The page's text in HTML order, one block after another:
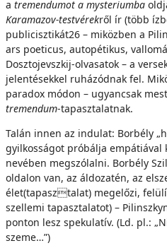
a tremendumot a mysteriumba
Karamazov-testvérekről ír (több
publicisztikát26 – miközben a
ars poeticus, autopétikus,
Dosztojevszkij-olvasatok – a
jelentésekkel ruházódnak fel.
paradox módon – ugyancsak
tremendum-tapasztalatnak.
Talán innen az indulat: Borbély
gyilkosságot próbálja empátiával
nevében megszólalni. Borbély
oldalon van, az áldozatén, az
élet(tapasztalat) megelőzi,
szellemi tapasztalatot) –
ponton lesz spekulatív. (Ld. pl.:
szeme…”)